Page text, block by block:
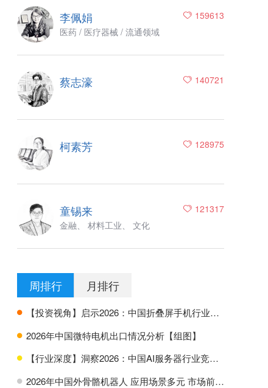
159613
李佩娟
医药 / 医疗器械 / 流通领域
140721
蔡志濠
128975
柯素芳
121317
童锡来
金融、 材料工业、 文化
周排行 月排行
H 【投资视角】启示2026：中国折叠屏手机行业投融资及兼并重组分析
H 2026年中国微特电机出口情况分析【组图】
H 【行业深度】洞察2026：中国AI服务器行业竞争格局及市场份额
H 2026年中国外骨骼机器人 应用场景多元 市场前景广阔【组图】